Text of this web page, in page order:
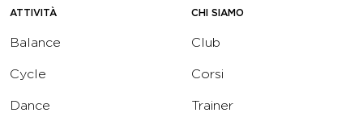
ATTIVITÀ
Balance
Cycle
Dance
CHI SIAMO
Club
Corsi
Trainer